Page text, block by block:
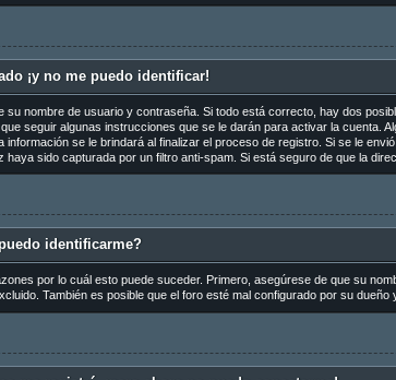
¡y no me puedo identificar!
su nombre de usuario y contraseña. Si todo está correcto, hay dos
seguir algunas instrucciones que se le darán para activar la cuenta.
información se le brindará al finalizar el proceso de registro. Si se le
haya sido capturada por un filtro anti-spam. Si está seguro de que la
identificarme?
por lo cuál esto puede suceder. Primero, asegúrese de que su
También es posible que el foro esté mal configurado por su